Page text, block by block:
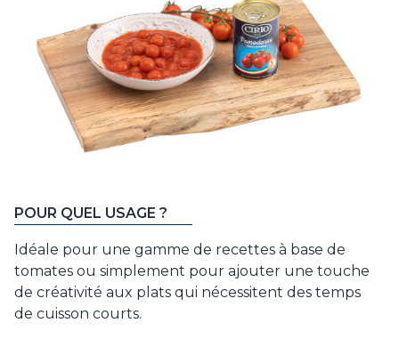
POUR QUEL USAGE ?
Idéale pour une gamme de recettes à base de
tomates ou simplement pour ajouter une touche
de créativité aux plats qui nécessitent des temps
de cuisson courts.